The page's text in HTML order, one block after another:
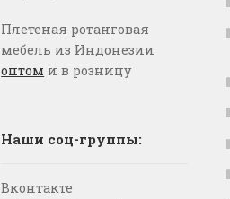
Плетеная ротанговая
мебель из Индонезии
оптом и в розницу
Наши соц-группы:
Вконтакте